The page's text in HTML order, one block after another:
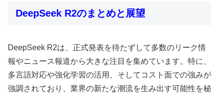
DeepSeek R2のまとめと展望
DeepSeek R2は、正式発表を待たずして多数のリーク情
報やニュース報道から大きな注目を集めています。特に、
多言語対応や強化学習の活用、そしてコスト面での強みが
強調されており、業界の新たな潮流を生み出す可能性を秘